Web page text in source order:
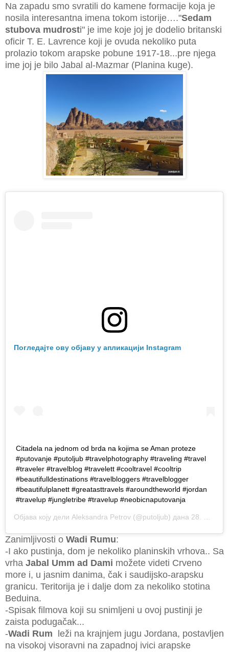
Na zapadu smo svratili do kamene formacije koja je
nosila interesantna imena tokom istorije…."Sedam
stubova mudrosti" je ime koje joj je dodelio britanski
oficir T. E. Lavrence koji je ovuda nekoliko puta
prolazio tokom arapske pobune 1917-18...pre njega
ime joj je bilo Jabal al-Mazmar (Planina kuge).
Погледајте ову објаву у апликацији Instagram
Citadela na jednom od brda na kojima se Aman proteze
#putovanje #putoljub #travelphotography #traveling #travel
#traveler #travelblog #travelett #cooltravel #cooltrip
#beautifulldestinations #travelbloggers #travelblogger
#beautifulplanett #greatasttravels #aroundtheworld #jordan
#travelup #jungletribe #travelup #neobicnaputovanja
Објава коју дели Aleksandra Petrov (@putoljub) дана 28. Нов 2018. у 9:11 PST
Zanimljivosti o Wadi Rumu:
-I ako pustinja, dom je nekoliko planinskih vrhova.. Sa
vrha Jabal Umm ad Dami možete videti Crveno
more i, u jasnim danima, čak i saudijsko-arapsku
granicu. Teritorija je i dalje dom za nekoliko stotina
Beduina.
-Spisak filmova koji su snimljeni u ovoj pustinji je
zaista podugačak...
-Wadi Rum leži na krajnjem jugu Jordana, postavljen
na visokoj visoravni na zapadnoj ivici arapske